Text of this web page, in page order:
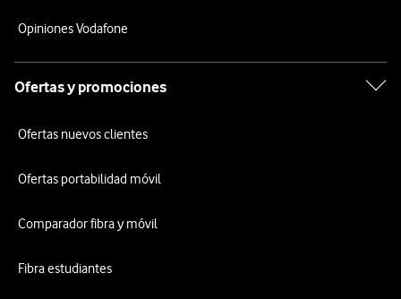
Opiniones Vodafone
Ofertas y promociones
Ofertas nuevos clientes
Ofertas portabilidad móvil
Comparador fibra y móvil
Fibra estudiantes